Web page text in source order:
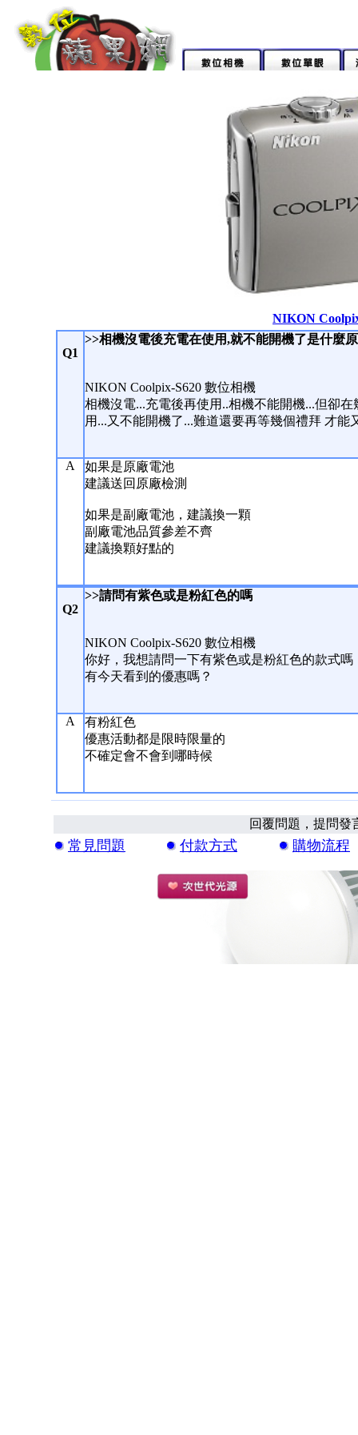
NIKON
Q1
>>相機沒電後充電在使用,就不能開機了是什麼
NIKON Coolpix-S620 數位相機
相機沒電...充電後再使用..相機不能開機...但卻
用...又不能開機了...難道還要再等幾個禮拜 才能
A
如果是原廠電池
建議送回原廠檢測
如果是副廠電池，建議換一顆
副廠電池品質參差不齊
建議換顆好點的
Q2
>>請問有紫色或是粉紅色的嗎
NIKON Coolpix-S620 數位相機
你好，我想請問一下有紫色或是粉紅色的款式
有今天看到的優惠嗎？
A
有粉紅色
優惠活動都是限時限量的
不確定會不會到哪時候
回覆問題，提問
常見問題 付款方式 購物流程